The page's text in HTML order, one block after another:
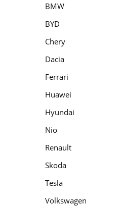
BMW
BYD
Chery
Dacia
Ferrari
Huawei
Hyundai
Nio
Renault
Skoda
Tesla
Volkswagen